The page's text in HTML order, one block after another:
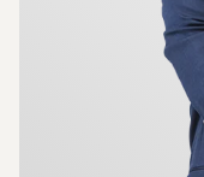
naturlig
av solen och den
Det rofyllda
både säng och
smart löst bakom